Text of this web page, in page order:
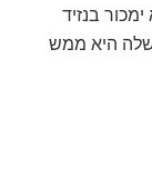
בנזיד
היא ממש